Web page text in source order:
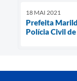
18 MAI 2021
Prefeita
Polícia Civil